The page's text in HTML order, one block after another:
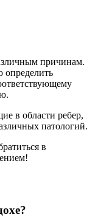
причинам.
определить
в области ребер,
патологий.
в